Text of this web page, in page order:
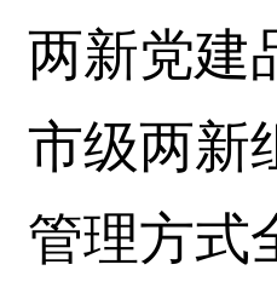
两新党建
市级两新
管理方式